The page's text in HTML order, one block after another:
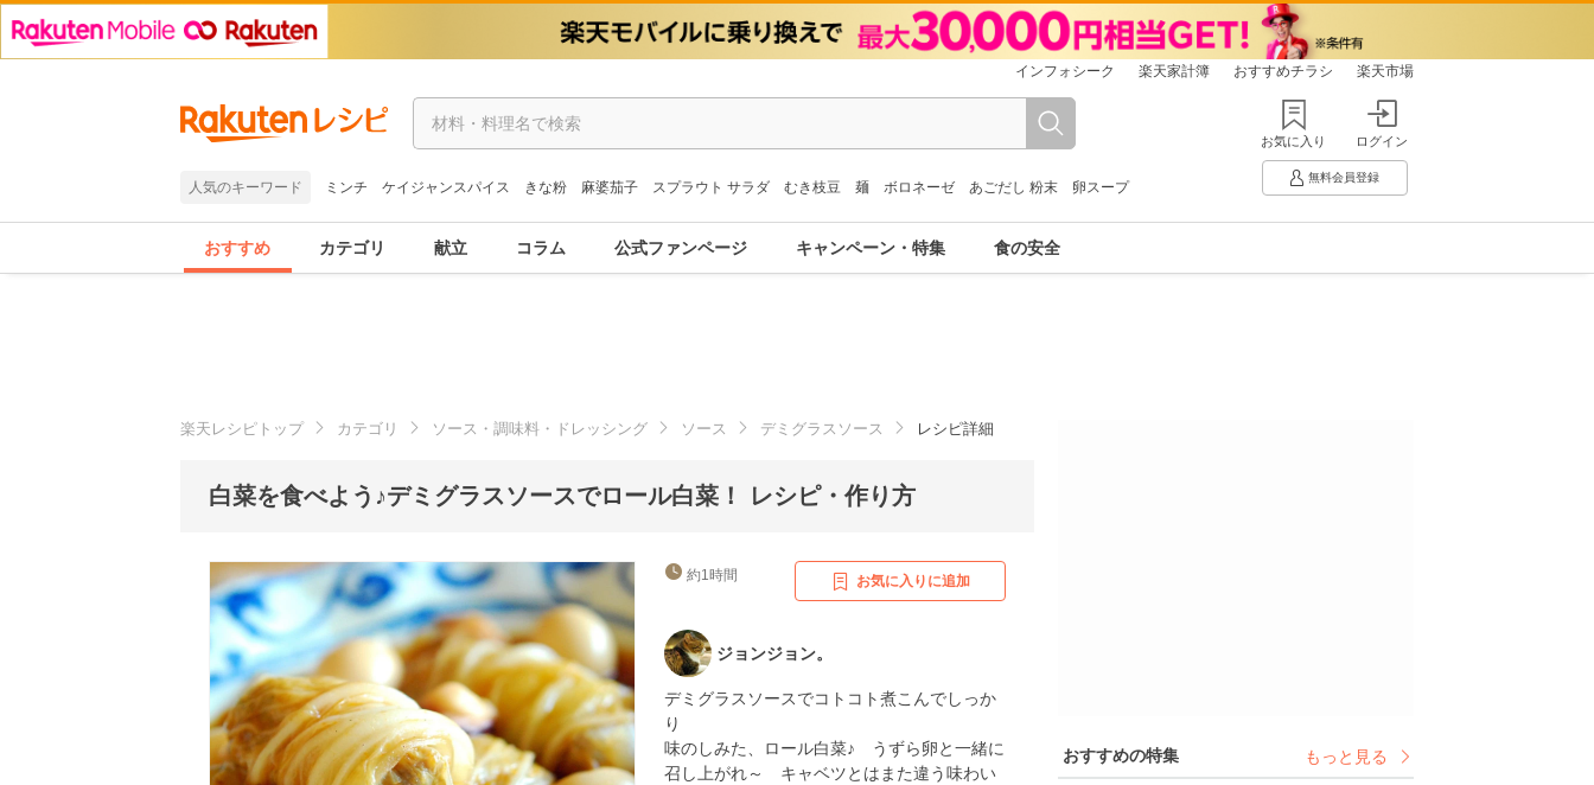
インフォシーク 楽天家計簿 おすすめチラシ 楽天市場
人気のキーワード ミンチ ケイジャンスパイス きな粉 麻婆茄子 スプラウト サラダ むき枝豆 麺 ボロネーゼ あごだし 粉末 卵スープ
お気に入り ログイン
無料会員登録
おすすめ カテゴリ 献立 コラム 公式ファンページ キャンペーン・特集 食の安全
楽天レシピトップ カテゴリ ソース・調味料・ドレッシング ソース デミグラスソース レシピ詳細
白菜を食べよう♪デミグラスソースでロール白菜！ レシピ・作り方
約1時間 お気に入りに追加
ジョンジョン。
デミグラスソースでコトコト煮こんでしっか
り
味のしみた、ロール白菜♪ うずら卵と一緒に
召し上がれ～ キャベツとはまた違う味わい
おすすめの特集 もっと見る